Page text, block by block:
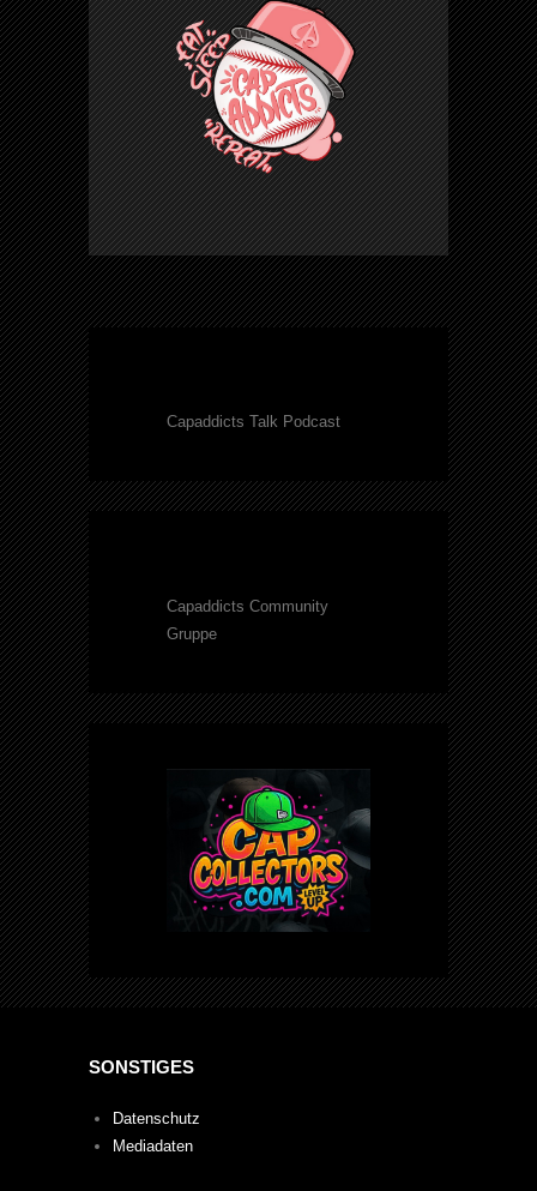
Capaddicts Talk Podcast
Capaddicts Community
Gruppe
SONSTIGES
Datenschutz
Mediadaten